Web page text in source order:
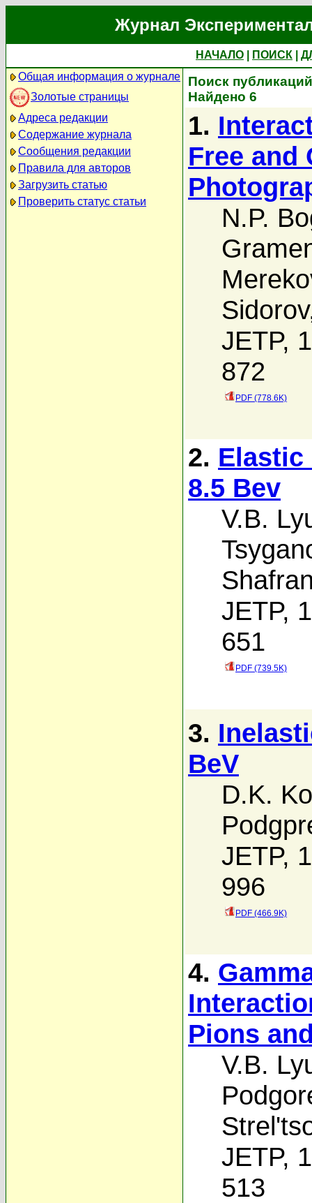
Журнал
НАЧАЛО ПОИСК
Общая информация о журнале
Золотые страницы
Адреса редакции
Содержание журнала
Сообщения редакции
Правила для авторов
Загрузить статью
Проверить статус статьи
Поиск
Найдено 6
1.
Free and
N.P.
Sidorov
JETP,
872
PDF (778.6K)
2. Elastic
8.5 Bev
V.B.
JETP,
651
PDF (739.5K)
3.
BeV
D.K.
JETP,
996
PDF (466.9K)
4.
Pions
V.B.
JETP,
513